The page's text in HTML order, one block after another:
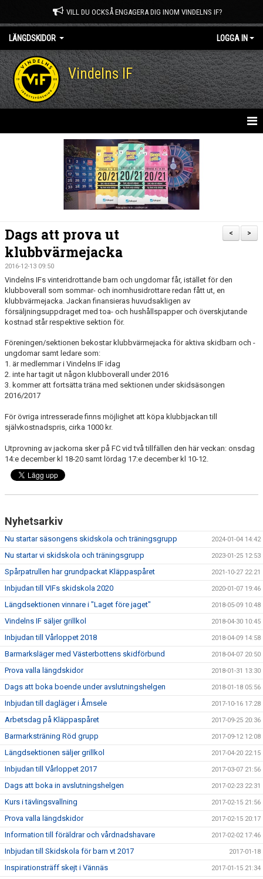
VILL DU OCKSÅ ENGAGERA DIG INOM VINDELNS IF?
LÄNGDSKIDOR LOGGA IN
Vindelns IF
GÄSTBOK
BILDGALLERI
DOKUMENT
KONTAKT
TÄVLINGAR
TÄVLINGSKALENDER
GAMLA HEMSIDAN
>
<
Dags att prova ut
klubbvärmejacka
2016-12-13 09:50
Vindelns IFs vinteridrottande barn och ungdomar får, istället för den
klubboverall som sommar- och inomhusidrottare redan fått ut, en
klubbvärmejacka. Jackan finansieras huvudsakligen av
försäljningsuppdraget med toa- och hushållspapper och överskjutande
kostnad står respektive sektion för.
Föreningen/sektionen bekostar klubbvärmejacka för aktiva skidbarn och -
ungdomar samt ledare som:
1. är medlemmar i Vindelns IF idag
2. inte har tagit ut någon klubboverall under 2016
3. kommer att fortsätta träna med sektionen under skidsäsongen
2016/2017
För övriga intresserade finns möjlighet att köpa klubbjackan till
självkostnadspris, cirka 1000 kr.
Utprovning av jackorna sker på FC vid två tillfällen den här veckan: onsdag
14:e december kl 18-20 samt lördag 17:e december kl 10-12.
Nyhetsarkiv
Nu startar säsongens skidskola och träningsgrupp 2024-01-04 14:42
Nu startar vi skidskola och träningsgrupp 2023-01-25 12:53
Spårpatrullen har grundpackat Kläppaspåret 2021-10-27 22:21
Inbjudan till VIFs skidskola 2020 2020-01-07 19:46
Längdsektionen vinnare i "Laget före jaget" 2018-05-09 10:48
Vindelns IF säljer grillkol 2018-04-30 10:45
Inbjudan till Vårloppet 2018 2018-04-09 14:58
Barmarksläger med Västerbottens skidförbund 2018-04-07 20:50
Prova valla längdskidor 2018-01-31 13:30
Dags att boka boende under avslutningshelgen 2018-01-18 05:56
Inbjudan till dagläger i Åmsele 2017-10-16 17:28
Arbetsdag på Kläppaspåret 2017-09-25 20:36
Barmarksträning Röd grupp 2017-09-12 12:08
Längdsektionen säljer grillkol 2017-04-20 22:15
Inbjudan till Vårloppet 2017 2017-03-07 21:56
Dags att boka in avslutningshelgen 2017-02-23 22:31
Kurs i tävlingsvallning 2017-02-15 21:56
Prova valla längdskidor 2017-02-15 20:17
Information till föräldrar och vårdnadshavare 2017-02-02 17:46
Inbjudan till Skidskola för barn vt 2017 2017-01-18
Inspirationsträff skejt i Vännäs 2017-01-15 21:34